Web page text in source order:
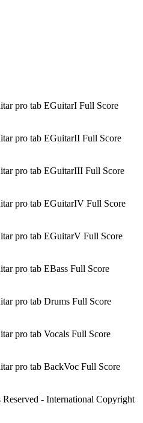
- International Copyright